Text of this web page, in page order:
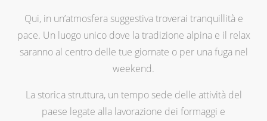
Qui, in un’atmosfera suggestiva troverai tranquillità e
pace. Un luogo unico dove la tradizione alpina e il relax
saranno al centro delle tue giornate o per una fuga nel
weekend.
La storica struttura, un tempo sede delle attività del
paese legate alla lavorazione dei formaggi e